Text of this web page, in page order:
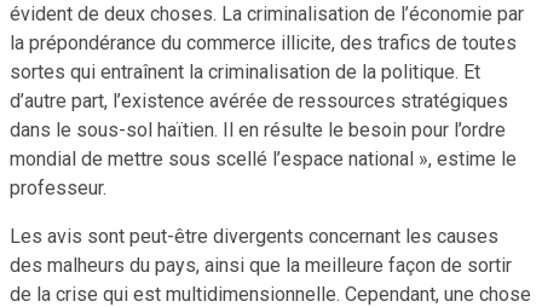
évident de deux choses. La criminalisation de l’économie par
la prépondérance du commerce illicite, des trafics de toutes
sortes qui entraînent la criminalisation de la politique. Et
d’autre part, l’existence avérée de ressources stratégiques
dans le sous-sol haïtien. Il en résulte le besoin pour l’ordre
mondial de mettre sous scellé l’espace national », estime le
professeur.
Les avis sont peut-être divergents concernant les causes
des malheurs du pays, ainsi que la meilleure façon de sortir
de la crise qui est multidimensionnelle. Cependant, une chose